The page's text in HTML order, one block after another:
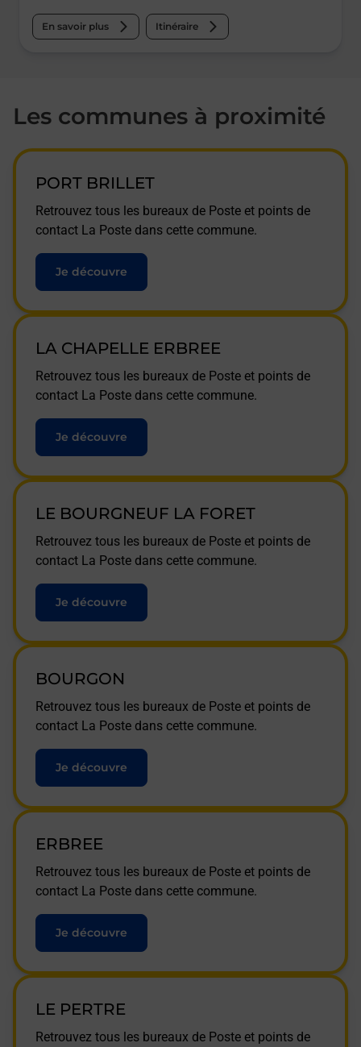
En savoir plus Itinéraire
Les communes à proximité
PORT BRILLET
Retrouvez tous les bureaux de Poste et points de
contact La Poste dans cette commune.
Je découvre
LA CHAPELLE ERBREE
Retrouvez tous les bureaux de Poste et points de
contact La Poste dans cette commune.
Je découvre
LE BOURGNEUF LA FORET
Retrouvez tous les bureaux de Poste et points de
contact La Poste dans cette commune.
Je découvre
BOURGON
Retrouvez tous les bureaux de Poste et points de
contact La Poste dans cette commune.
Je découvre
ERBREE
Retrouvez tous les bureaux de Poste et points de
contact La Poste dans cette commune.
Je découvre
LE PERTRE
Retrouvez tous les bureaux de Poste et points de